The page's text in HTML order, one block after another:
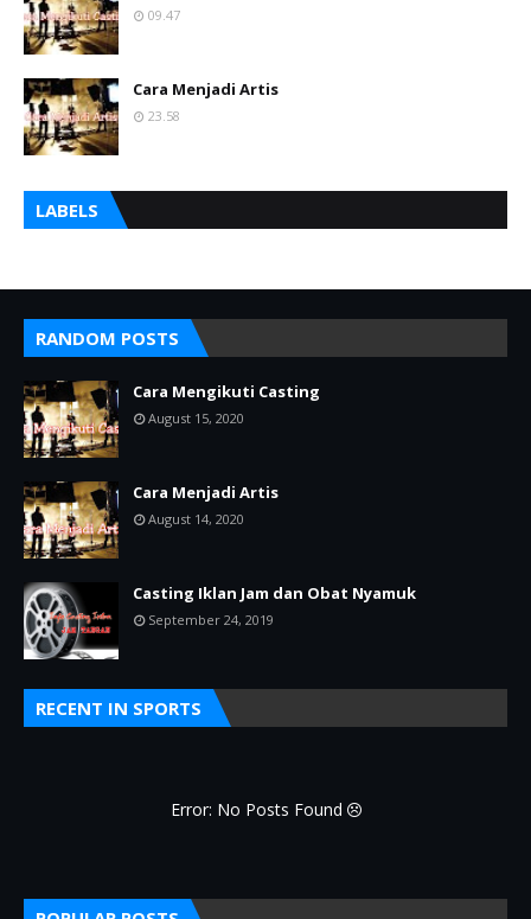
09.47
Cara Menjadi Artis
23.58
LABELS
RANDOM POSTS
Cara Mengikuti Casting
August 15, 2020
Cara Menjadi Artis
August 14, 2020
Casting Iklan Jam dan Obat Nyamuk
September 24, 2019
RECENT IN SPORTS
Error: No Posts Found